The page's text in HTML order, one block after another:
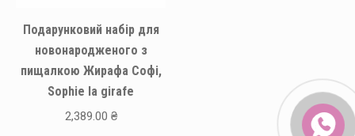
Подарунковий набір для
новонародженого з
пищалкою Жирафа Софі,
Sophie la girafe
2,389.00 ₴